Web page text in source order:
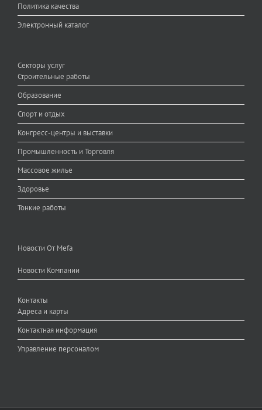
Политика качества
Электронный каталог
Секторы услуг
Строительные работы
Образование
Спорт и отдых
Конгресс-центры и выставки
Промышленность и Торговля
Массовое жилье
Здоровье
Тонкие работы
Новости От Mefa
Новости Компании
Контакты
Адреса и карты
Контактная информация
Управление персоналом